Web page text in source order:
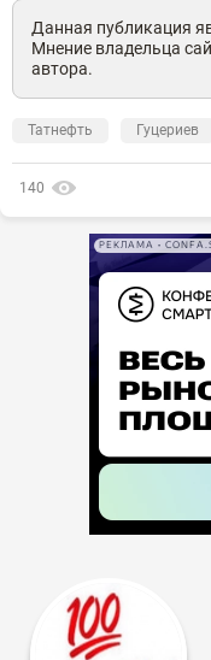
Данная публикация
Мнение владельца
автора.
Татнефть Гуцериев
140
РЕКЛАМА •